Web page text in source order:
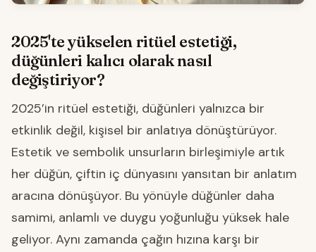
2025'te yükselen ritüel estetiği,
düğünleri kalıcı olarak nasıl
değiştiriyor?
2025’in ritüel estetiği, düğünleri yalnızca bir
etkinlik değil, kişisel bir anlatıya dönüştürüyor.
Estetik ve sembolik unsurların birleşimiyle artık
her düğün, çiftin iç dünyasını yansıtan bir anlatım
aracına dönüşüyor. Bu yönüyle düğünler daha
samimi, anlamlı ve duygu yoğunluğu yüksek hale
geliyor. Aynı zamanda çağın hızına karşı bir